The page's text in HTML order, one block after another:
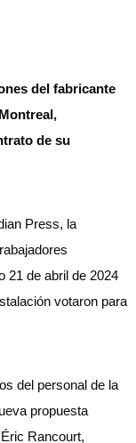
del fabricante
de su
Press, la
21 de abril de 2024
votaron para
del personal de la
propuesta
Rancourt,